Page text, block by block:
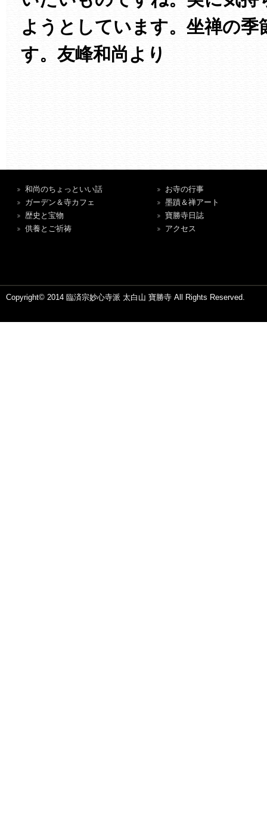
ようとしています。坐禅の季
す。友峰和尚より
和尚のちょっといい話
ガーデン＆寺カフェ
歴史と宝物
供養とご祈祷
お寺の行事
墨蹟＆禅アート
寶勝寺日誌
アクセス
Copyright© 2014 臨済宗妙心寺派 太白山 寶勝寺 All Rights Reserved.